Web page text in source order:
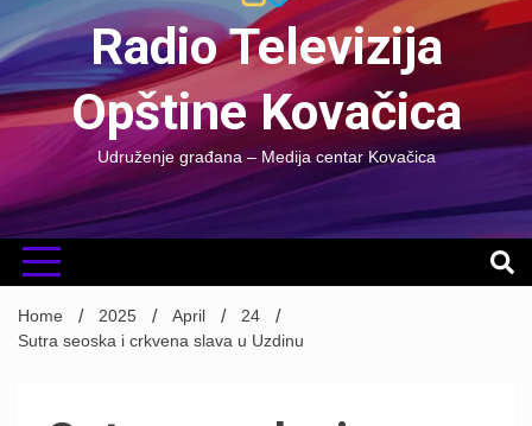
Radio Televizija
Opštine Kovačica
Udruženje građana – Medija centar Kovačica
Home 2025 April
24
Sutra seoska i crkvena slava u Uzdinu